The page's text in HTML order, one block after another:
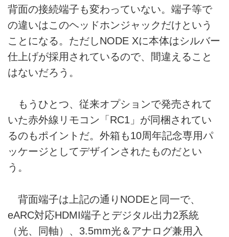
背面の接続端子も変わっていない。端子等で
の違いはこのヘッドホンジャックだけという
ことになる。ただしNODE Xに本体はシルバー
仕上げが採用されているので、間違えること
はないだろう。
もうひとつ、従来オプションで発売されて
いた赤外線リモコン「RC1」が同梱されてい
るのもポイントだ。外箱も10周年記念専用パ
ッケージとしてデザインされたものだとい
う。
背面端子は上記の通りNODEと同一で、
eARC対応HDMI端子とデジタル出力2系統
（光、同軸）、3.5mm光＆アナログ兼用入